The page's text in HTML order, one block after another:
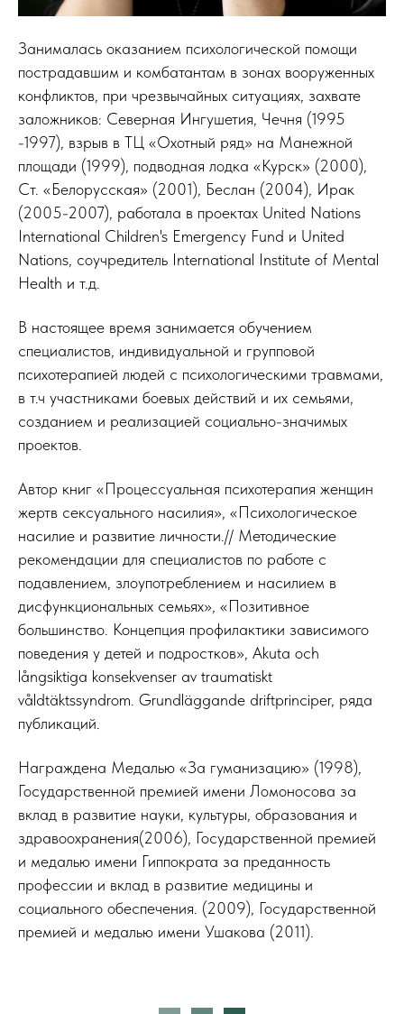
Занималась оказанием психологической помощи
пострадавшим и комбатантам в зонах вооруженных
конфликтов, при чрезвычайных ситуациях, захвате
заложников: Северная Ингушетия, Чечня (1995
-1997), взрыв в ТЦ «Охотный ряд» на Манежной
площади (1999), подводная лодка «Курск» (2000),
Ст. «Белорусская» (2001), Беслан (2004), Ирак
(2005-2007), работала в проектах United Nations
International Children's Emergency Fund и United
Nations, соучредитель International Institute of Mental
Health и т.д.
В настоящее время занимается обучением
специалистов, индивидуальной и групповой
психотерапией людей с психологическими травмами,
в т.ч участниками боевых действий и их семьями,
созданием и реализацией социально-значимых
проектов.
Автор книг «Процессуальная психотерапия женщин
жертв сексуального насилия», «Психологическое
насилие и развитие личности.// Методические
рекомендации для специалистов по работе с
подавлением, злоупотреблением и насилием в
дисфункциональных семьях», «Позитивное
большинство. Концепция профилактики зависимого
поведения у детей и подростков», Akuta och
långsiktiga konsekvenser av traumatiskt
våldtäktssyndrom. Grundläggande driftprinciper, ряда
публикаций.
Награждена Медалью «За гуманизацию» (1998),
Государственной премией имени Ломоносова за
вклад в развитие науки, культуры, образования и
здравоохранения(2006), Государственной премией
и медалью имени Гиппократа за преданность
профессии и вклад в развитие медицины и
социального обеспечения. (2009), Государственной
премией и медалью имени Ушакова (2011).